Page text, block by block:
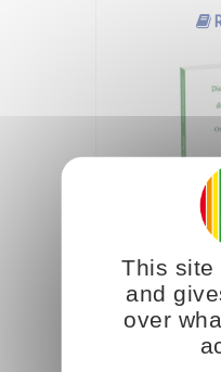
Das jeweilige mit
anhand
Aïvanhov, zur
Menschen,
This site
and
over